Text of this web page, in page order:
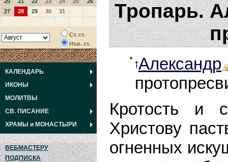
27
28 29 30 31
Ст. ст.
Нов. ст.
КАЛЕНДАРЬ
ИКОНЫ
МОЛИТВЫ
СВ. ПИСАНИЕ
ХРАМЫ и МОНАСТЫРИ
ВЕБМАСТЕРУ
ПОДПИСКА
Тропарь.
Александр
Кротость и
Христову
огненных